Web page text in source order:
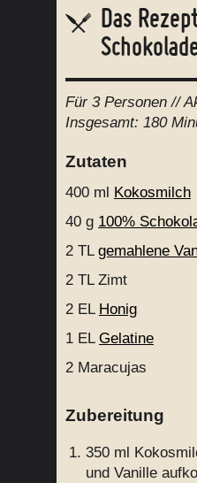
Das
Für 3 Personen //
Insgesamt: 180
Zutaten
400 ml Kokosmilch
40 g 100%
2 TL gemahlene
2 TL Zimt
2 EL Honig
1 EL Gelatine
2 Maracujas
Zubereitung
350 ml
und Vanille